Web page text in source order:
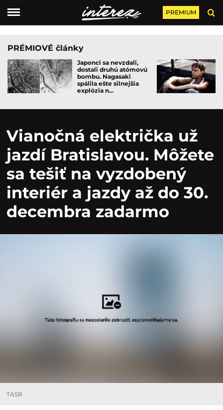
PREMIUM
PRÉMIOVÉ články
Japonci sa nevzdali,
dostali druhú atómovú
bombu. Nagasaki
spálila ešte silnejšia
explózia n...
Vianočná električka už
jazdí Bratislavou. Môžete
sa tešiť na vyzdobený
interiér a jazdy až do 30.
decembra zadarmo
TASR